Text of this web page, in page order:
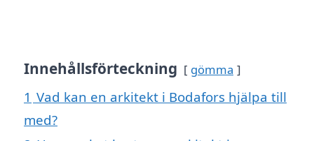
Innehållsförteckning gömma
1 Vad kan en arkitekt i Bodafors hjälpa till
med?